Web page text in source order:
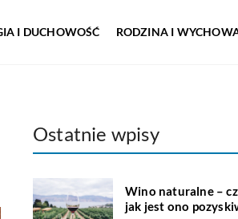
I DUCHOWOŚĆ RODZINA I
Ostatnie wpisy
Wino naturalne –
jak jest ono